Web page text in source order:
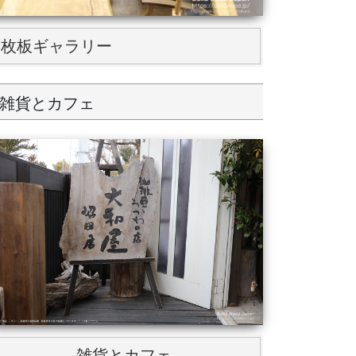
板ギャラリー
貨とカフェ